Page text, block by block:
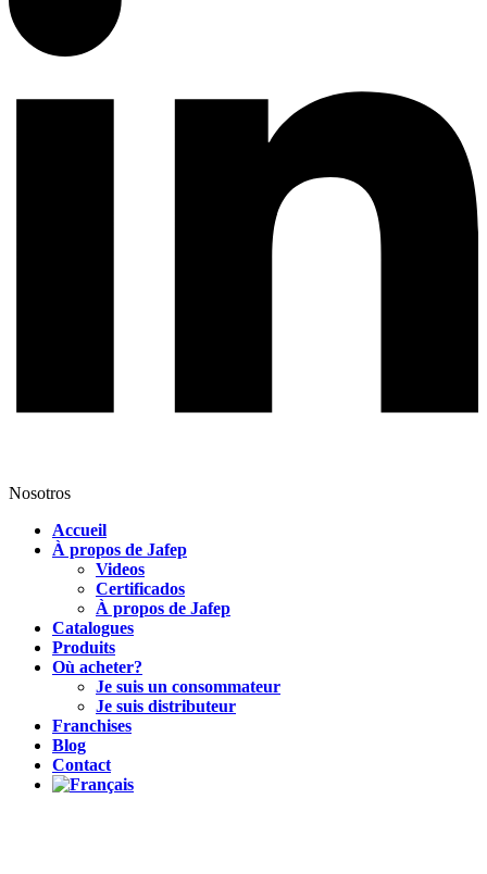
Nosotros
Accueil
À propos de Jafep
Videos
Certificados
À propos de Jafep
Catalogues
Produits
Où acheter?
Je suis un consommateur
Je suis distributeur
Franchises
Blog
Contact